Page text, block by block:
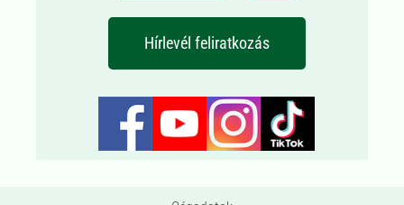
Hírlevél feliratkozás